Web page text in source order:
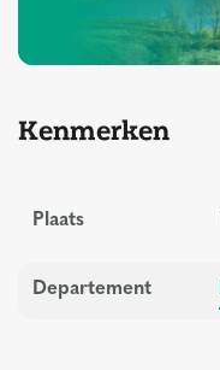
Kenmerken
Plaats
Departement